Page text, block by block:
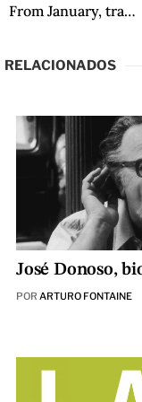
From January, translated by Frances Riddle and Maureen Shaughnessy
RELACIONADOS
José Donoso,
POR ARTURO FONTAINE